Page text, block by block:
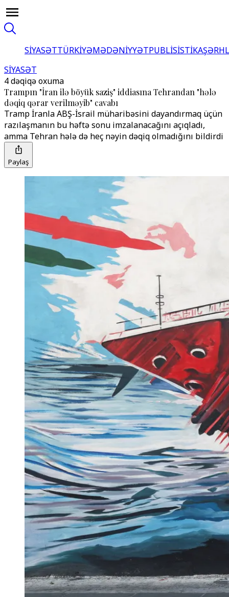
SİYASƏTTÜRKİYƏMƏDƏNİYYƏTPUBLİSİSTİKA
SİYASƏT
4 dəqiqə oxuma
Trampın "İran ilə böyük saziş" iddiasına Tehrandan "hələ
dəqiq qərar verilməyib" cavabı
Tramp İranla ABŞ-İsrail müharibəsini dayandırmaq üçün
razılaşmanın bu həftə sonu imzalanacağını açıqladı,
amma Tehran hələ də heç nəyin dəqiq olmadığını bildirdi
Paylaş